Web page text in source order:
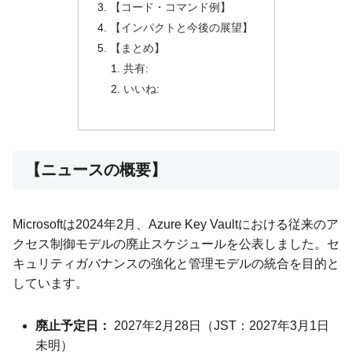
【コード・コマンド例】
【インパクトと今後の展望】
【まとめ】
共有:
いいね:
【ニュースの概要】
Microsoftは2024年2月、Azure Key Vaultにおける従来のア
クセス制御モデルの廃止スケジュールを公表しました。セ
キュリティガバナンスの強化と管理モデルの統合を目的と
しています。
廃止予定日：
2027年2月28日（JST：2027年3月1日
未明）